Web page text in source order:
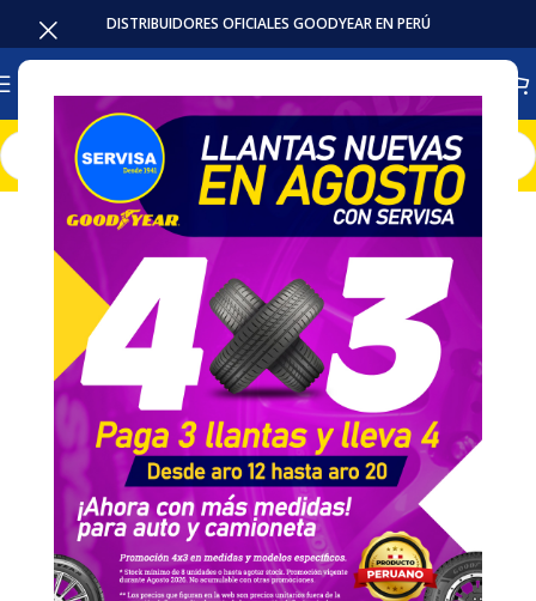
DISTRIBUIDORES OFICIALES GOODYEAR EN PERÚ
Inicio Llantas Camion